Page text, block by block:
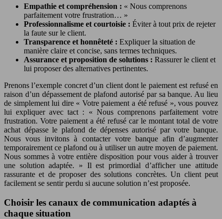
Empathie et compréhension : « Nous comprenons
parfaitement votre frustration… »
Professionnalisme et courtoisie : Éviter à tout prix de rejeter
la faute sur le client.
Transparence et honnêteté : Expliquer la situation de
manière claire et concise, sans termes techniques.
Assurance et proposition de solutions : Rassurer le client et
lui proposer des alternatives pertinentes.
Prenons l’exemple concret d’un client dont le paiement est refusé en
raison d’un dépassement de plafond autorisé par sa banque. Au lieu
de simplement lui dire « Votre paiement a été refusé », vous pouvez
lui expliquer avec tact : « Nous comprenons parfaitement votre
frustration. Votre paiement a été refusé car le montant total de votre
achat dépasse le plafond de dépenses autorisé par votre banque.
Nous vous invitons à contacter votre banque afin d’augmenter
temporairement ce plafond ou à utiliser un autre moyen de paiement.
Nous sommes à votre entière disposition pour vous aider à trouver
une solution adaptée. » Il est primordial d’afficher une attitude
rassurante et de proposer des solutions concrètes. Un client peut
facilement se sentir perdu si aucune solution n’est proposée.
Choisir les canaux de communication adaptés à
chaque situation